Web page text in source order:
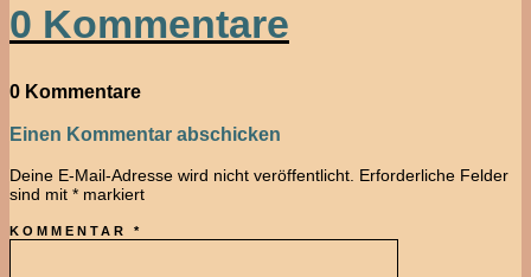
0 Kommentare
0 Kommentare
Einen Kommentar abschicken
Deine E-Mail-Adresse wird nicht veröffentlicht. Erforderliche Felder
sind mit * markiert
KOMMENTAR *